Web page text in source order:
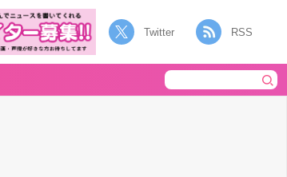
Twitter RSS